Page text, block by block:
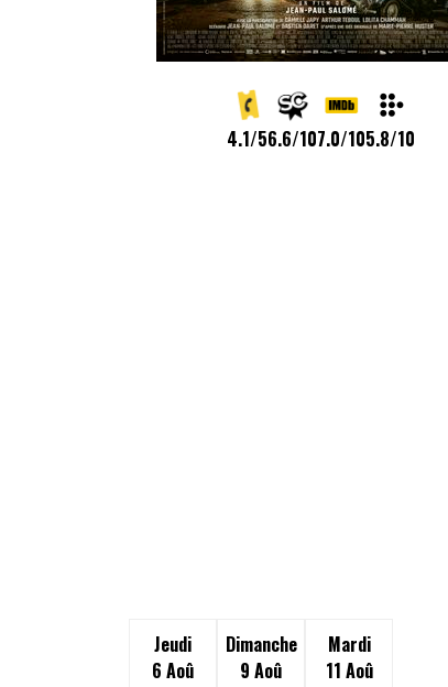
4.1/56.6/107.0/105.8/10
Jeudi
6 Aoû
Dimanche
9 Aoû
Mardi
11 Aoû